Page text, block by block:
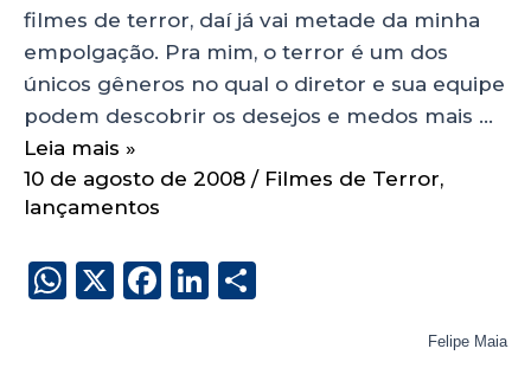
filmes de terror, daí já vai metade da minha
empolgação. Pra mim, o terror é um dos
únicos gêneros no qual o diretor e sua equipe
podem descobrir os desejos e medos mais …
Leia mais »
10 de agosto de 2008 / Filmes de Terror,
lançamentos
W X
F
Li
Felipe Maia